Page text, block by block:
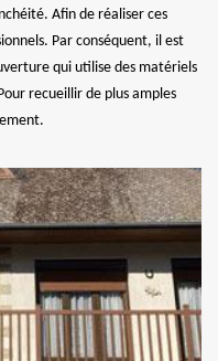
Afin de réaliser ces
Par conséquent, il est
qui utilise des matériels
recueillir de plus amples